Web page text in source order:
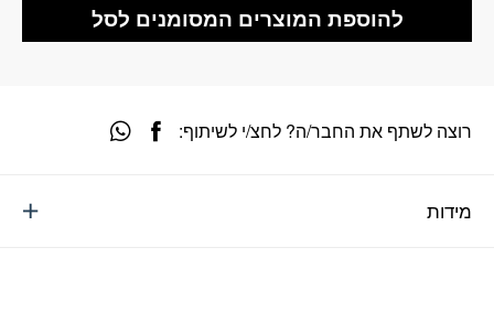
מידות
להוספת המוצרים המסומנים לסל
רוצה לשתף את החבר/ה? לחצ/י לשיתוף: